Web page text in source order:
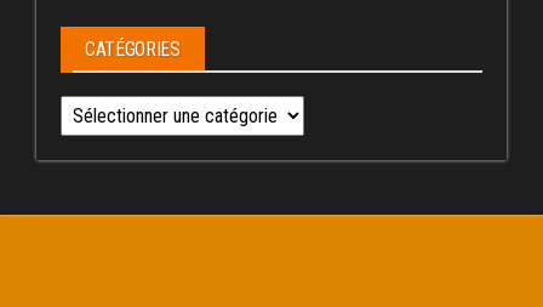
CATÉGORIES
Catégories